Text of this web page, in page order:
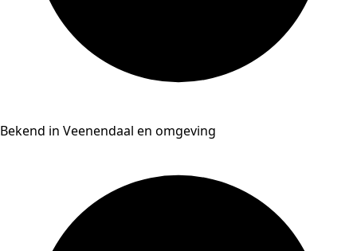
Bekend in Veenendaal en omgeving